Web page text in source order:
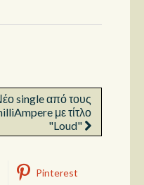
single από τους
με τίτλο
"Loud"
Pinterest